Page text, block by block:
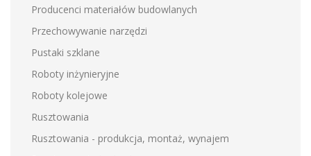
Producenci materiałów budowlanych
Przechowywanie narzędzi
Pustaki szklane
Roboty inżynieryjne
Roboty kolejowe
Rusztowania
Rusztowania - produkcja, montaż, wynajem